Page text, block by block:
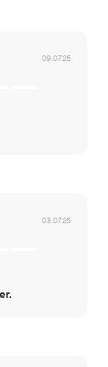
09.07.25
03.07.25